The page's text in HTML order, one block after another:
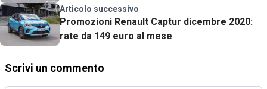
Articolo successivo
Promozioni Renault Captur dicembre 2020:
rate da 149 euro al mese
Scrivi un commento